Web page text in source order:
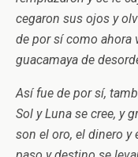
cegaron sus ojos y
de por sí como ahora
guacamaya de
Así fue de por sí,
Sol y Luna se cree, y
son el oro, el dinero